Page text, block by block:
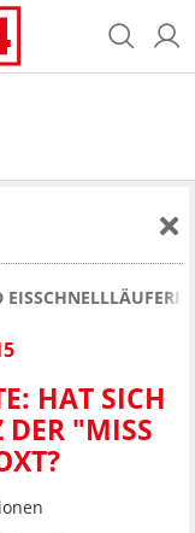
HAT SICH D
"MISS O